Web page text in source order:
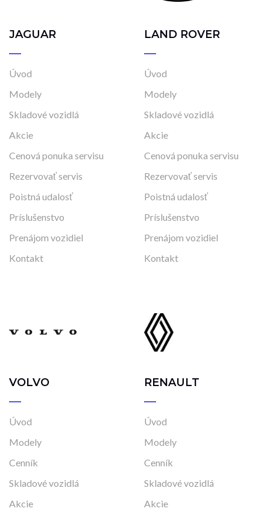
JAGUAR
Úvod
Modely
Skladové vozidlá
Akcie
Cenová ponuka servisu
Rezervovať servis
Poistná udalosť
Príslušenstvo
Prenájom vozidiel
Kontakt
LAND ROVER
Úvod
Modely
Skladové vozidlá
Akcie
Cenová ponuka servisu
Rezervovať servis
Poistná udalosť
Príslušenstvo
Prenájom vozidiel
Kontakt
VOLVO
Úvod
Modely
Cenník
Skladové vozidlá
Akcie
RENAULT
Úvod
Modely
Cenník
Skladové vozidlá
Akcie